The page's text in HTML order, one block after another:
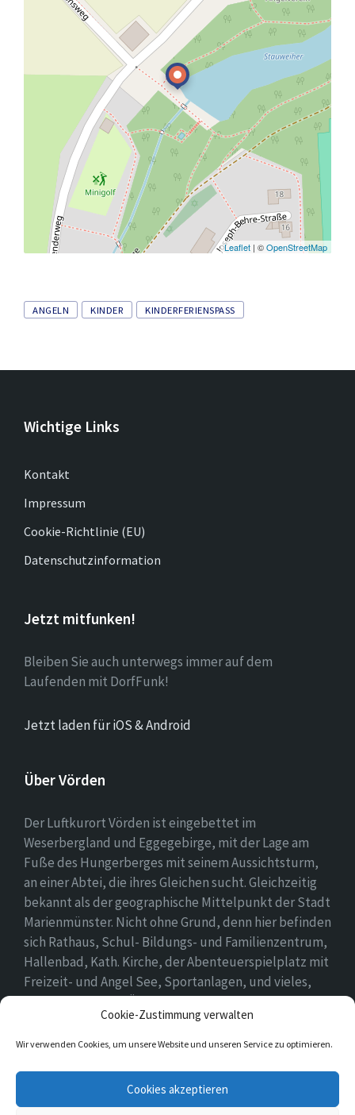
Cookie-Zustimmung verwalten
Wir verwenden Cookies, um unsere Website und unseren Service zu optimieren.
Cookies akzeptieren
Leaflet | ©OpenStreetMap
Tags
ANGELN KINDER KINDERFERIENSPASS
Wichtige Links
Kontakt
Impressum
Cookie-Richtlinie (EU)
Datenschutzinformation
Jetzt mitfunken!
Bleiben Sie auch unterwegs immer auf dem
Laufenden mit DorfFunk!
Jetzt laden für iOS & Android
Über Vörden
Der Luftkurort Vörden ist eingebettet im
Weserbergland und Eggegebirge, mit der Lage am
Fuße des Hungerberges mit seinem Aussichtsturm,
an einer Abtei, die ihres Gleichen sucht. Gleichzeitig
bekannt als der geographische Mittelpunkt der Stadt
Marienmünster. Nicht ohne Grund, denn hier befinden
sich Rathaus, Schul- Bildungs- und Familienzentrum,
Hallenbad, Kath. Kirche, der Abenteuerspielplatz mit
Freizeit- und Angel See, Sportanlagen, und vieles,
vieles mehr. Einen Überblick findet ihr hier auf
unserer Webseite..